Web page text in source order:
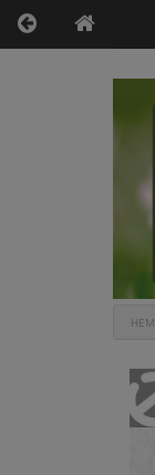
HEM